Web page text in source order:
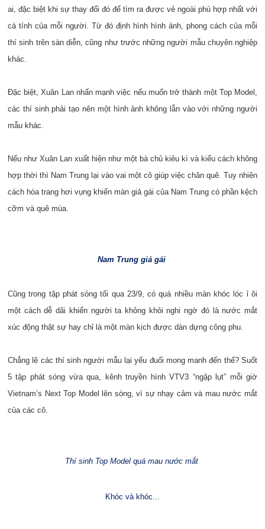
ai, đặc biệt khi sự thay đổi đó để tìm ra được vẻ ngoài phù hợp nhất với
cá tính của mỗi người. Từ đó định hình hình ảnh, phong cách của mỗi
thí sinh trên sàn diễn, cũng như trước những người mẫu chuyên nghiệp
khác.
Đặc biệt, Xuân Lan nhấn mạnh việc nếu muốn trở thành một Top Model,
các thí sinh phải tạo nên một hình ảnh không lẫn vào với những người
mẫu khác.
Nếu như Xuân Lan xuất hiện như một bà chủ kiêu kì và kiểu cách không
hợp thời thì Nam Trung lại vào vai một cô giúp việc chân quê. Tuy nhiên
cách hóa trang hơi vụng khiến màn giả gái của Nam Trung có phần kệch
cỡm và quê mùa.
Nam Trung giả gái
Cũng trong tập phát sóng tối qua 23/9, có quá nhiều màn khóc lóc ỉ ôi
một cách dễ dãi khiến người ta không khỏi nghi ngờ đó là nước mắt
xúc động thật sự hay chỉ là một màn kịch được dàn dựng công phu.
Chẳng lẽ các thí sinh người mẫu lại yếu đuối mong manh đến thế? Suốt
5 tập phát sóng vừa qua, kênh truyền hình VTV3 “ngập lụt” mỗi giờ
Vietnam’s Next Top Model lên sóng, vì sự nhạy cảm và mau nước mắt
của các cô.
Thí sinh Top Model quá mau nước mắt
Khóc và khóc...